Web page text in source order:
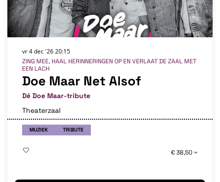
Doe Maar Net Alsof
Dé Doe Maar-tribute
ZING MEE, HAAL HERINNERINGEN OP EN VERLAAT DE ZAAL MET
EEN LACH
vr 4 dec '2620:15
Theaterzaal
MUZIEK TRIBUTE
€ 38,50